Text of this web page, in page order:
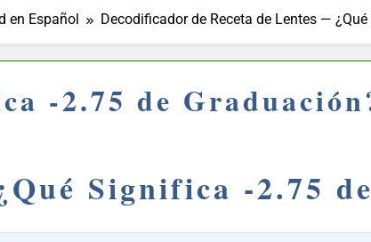
en Español Decodificador de Receta de Lentes —
-2.75 de
Significa -2.75